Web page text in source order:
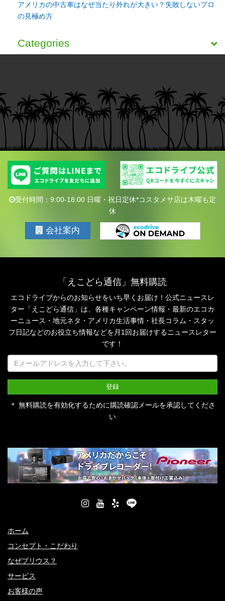
アメリカの中古車はなぜ当たり外れが大きい？失敗しないプロ
の見極め方
Categories
受付時間：9:00-18:00 日曜・祝日定休*コスタメサ店は木曜も定
休
会社案内
「えこどら通信」無料購読
エコドライブからのお知らせをいち早くお届け！公式ニュースレ
ター「えこどら通信」は、 各種キャンペーン情報・最新のエコカ
ーニュース・地元ネタ・アメリカ生活事情・社長コラム・ スタッ
フ日記などのお役立ち情報などを月1回お届けするニュースレター
です！
＊ 無料購読を有効化するために購読確認メールを承認してくださ
い
ホーム
コンセプト・こだわり
なぜプリウス？
サービス
お客様の声